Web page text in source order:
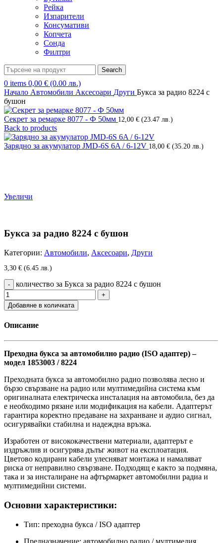
Рейка
Изпарители
Консумативи
Копчета
Сонда
Филтри
Search
0 items 0,00 € (0.00 лв.)
Начало Автомобили Аксесоари Други Букса за радио 8224 с
бушон
Секрет за ремарке 8077 - Ф 50мм 12,00 € (23.47 лв.)
Back to products
Зарядно за акумулатор JMD-6S 6A / 6-12V 18,00 € (35.20 лв.)
Увеличи
Букса за радио 8224 с бушон
Категории: Автомобили, Аксесоари, Други
3,30 € (6.45 лв.)
количество за Букса за радио 8224 с бушон
Добавяне в количката
Описание
Преходна букса за автомобилно радио (ISO адаптер) –
модел 1853003 / 8224
Преходната букса за автомобилно радио позволява лесно и
бързо свързване на радио или мултимедийна система към
оригиналната електрическа инсталация на автомобила, без да
е необходимо рязане или модификация на кабели. Адаптерът
гарантира коректно предаване на захранване и аудио сигнал,
осигурявайки стабилна и надеждна връзка.
Изработен от висококачествени материали, адаптерът е
издръжлив и осигурява дълъг живот на експлоатация.
Цветово кодирани кабели улесняват монтажа и намаляват
риска от неправилно свързване. Подходящ е както за подмяна,
така и за инсталиране на афтърмаркет автомобилни радиа и
мултимедийни системи.
Основни характеристики:
Тип: преходна букса / ISO адаптер
Предназначение: автомобилно радио / мултимедия